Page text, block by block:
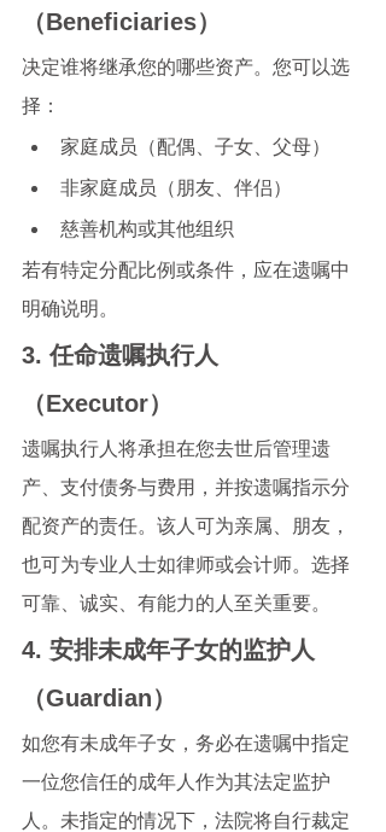
（Beneficiaries）
决定谁将继承您的哪些资产。您可以选
择：
家庭成员（配偶、子女、父母）
非家庭成员（朋友、伴侣）
慈善机构或其他组织
若有特定分配比例或条件，应在遗嘱中
明确说明。
3. 任命遗嘱执行人
（Executor）
遗嘱执行人将承担在您去世后管理遗
产、支付债务与费用，并按遗嘱指示分
配资产的责任。该人可为亲属、朋友，
也可为专业人士如律师或会计师。选择
可靠、诚实、有能力的人至关重要。
4. 安排未成年子女的监护人
（Guardian）
如您有未成年子女，务必在遗嘱中指定
一位您信任的成年人作为其法定监护
人。未指定的情况下，法院将自行裁定